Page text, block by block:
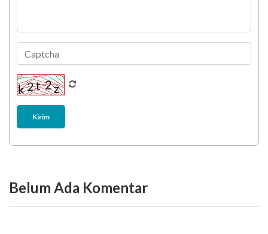
Kirim
Belum Ada Komentar